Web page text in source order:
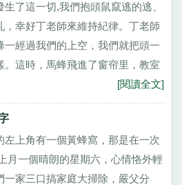
了這一切,我們抱頭鼠竄逃的逃、
，幸好丁老師來維持紀律。丁老師
一經過我們的上空，我們就把頭一
。這時，馬蜂飛進了窗帘里，教室
[閱讀全文]
左上角有一個黃蜂窩，那是在一次
月一個晴朗的星期六，心情恪外輕
家三口搞家庭大掃除，嚴父分